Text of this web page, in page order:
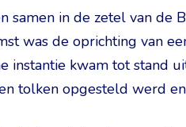
in de zetel van de
was de oprichting van
instantie kwam tot stand
tolken opgesteld werd